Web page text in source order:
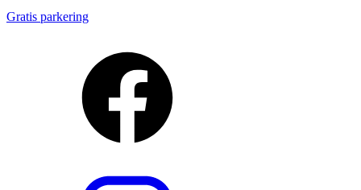
Gratis parkering